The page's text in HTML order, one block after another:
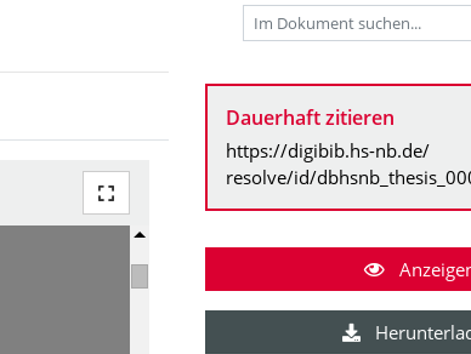
Dauerhaft zitieren
https://digibib.hs-nb.de/
resolve/id/